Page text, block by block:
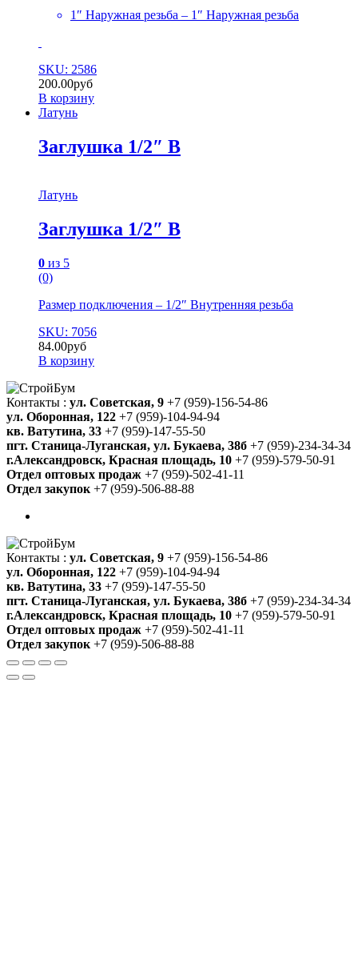
1″ Наружная резьба – 1″ Наружная резьба
SKU: 2586
200.00руб
В корзину
Латунь
Заглушка 1/2″ В
Латунь
Заглушка 1/2″ В
0 из 5
(0)
Размер подключения – 1/2″ Внутренняя резьба
SKU: 7056
84.00руб
В корзину
Контакты : ул. Советская, 9 +7 (959)-156-54-86
ул. Оборонная, 122 +7 (959)-104-94-94
кв. Ватутина, 33 +7 (959)-147-55-50
пгт. Станица-Луганская, ул. Букаева, 38б +7 (959)-234-34-34
г.Александровск, Красная площадь, 10 +7 (959)-579-50-91
Отдел оптовых продаж +7 (959)-502-41-11
Отдел закупок +7 (959)-506-88-88
Контакты : ул. Советская, 9 +7 (959)-156-54-86
ул. Оборонная, 122 +7 (959)-104-94-94
кв. Ватутина, 33 +7 (959)-147-55-50
пгт. Станица-Луганская, ул. Букаева, 38б +7 (959)-234-34-34
г.Александровск, Красная площадь, 10 +7 (959)-579-50-91
Отдел оптовых продаж +7 (959)-502-41-11
Отдел закупок +7 (959)-506-88-88